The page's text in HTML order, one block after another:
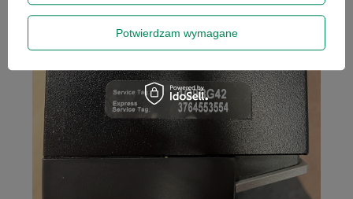
Zapisz się
Potwierdzam wymagane